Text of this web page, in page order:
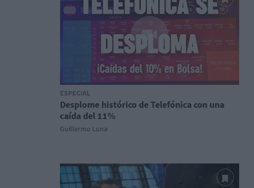
ESPECIAL
Desplome histórico de Telefónica con una
caída del 11%
Guillermo Luna